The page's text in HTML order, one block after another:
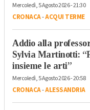
Mercoledì, 5 Agosto 2026 - 21:30
CRONACA-ACQUI TERME
Addio alla
Sylvia Martinotti:
insieme le arti”
Mercoledì, 5 Agosto 2026 - 20:58
CRONACA-ALESSANDRIA